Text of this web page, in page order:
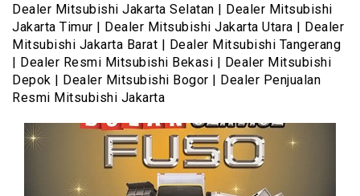
Dealer Mitsubishi Jakarta Selatan | Dealer Mitsubishi
Jakarta Timur | Dealer Mitsubishi Jakarta Utara | Dealer
Mitsubishi Jakarta Barat | Dealer Mitsubishi Tangerang
| Dealer Resmi Mitsubishi Bekasi | Dealer Mitsubishi
Depok | Dealer Mitsubishi Bogor | Dealer Penjualan
Resmi Mitsubishi Jakarta